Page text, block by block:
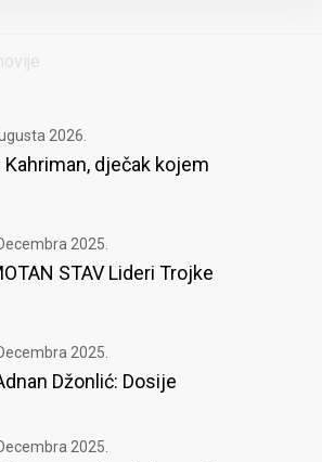
2026.
Kahriman, dječak kojem
2025.
STAV Lideri Trojke
2025.
Džonlić: Dosije
2025.